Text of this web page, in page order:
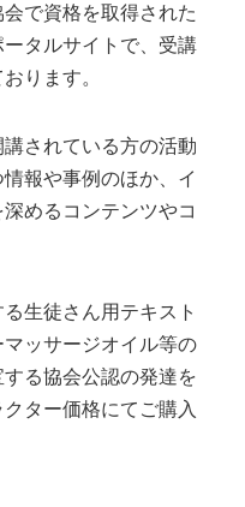
で資格を取得された
タルサイトで、受講
ります。
されている方の活動
報や事例のほか、イ
めるコンテンツやコ
生徒さん用テキスト
ッサージオイル等の
る協会公認の発達を
ター価格にてご購入